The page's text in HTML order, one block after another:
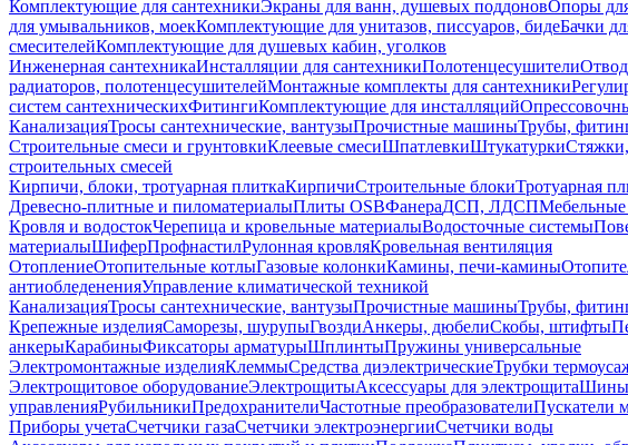
Комплектующие для сантехникиЭкраны для ванн, душевых поддоновОпоры
для умывальников, моекКомплектующие для унитазов, писсуаров, бидеБачки
смесителейКомплектующие для душевых кабин, уголков
Инженерная сантехникаИнсталляции для сантехникиПолотенцесушители
радиаторов, полотенцесушителейМонтажные комплекты для сантехники
систем сантехническихФитингиКомплектующие для инсталляций
КанализацияТросы сантехнические, вантузыПрочистные машиныТрубы,
Строительные смеси и грунтовкиКлеевые смесиШпатлевкиШтукатурки
строительных смесей
Кирпичи, блоки, тротуарная плиткаКирпичиСтроительные блокиТротуарная
Древесно-плитные и пиломатериалыПлиты OSBФанераДСП, ЛДСП
Кровля и водостокЧерепица и кровельные материалыВодосточные системы
материалыШиферПрофнастилРулонная кровляКровельная вентиляция
ОтоплениеОтопительные котлыГазовые колонкиКамины, печи-камины
антиобледененияУправление климатической техникой
КанализацияТросы сантехнические, вантузыПрочистные машиныТрубы,
Крепежные изделияСаморезы, шурупыГвоздиАнкеры, дюбелиСкобы, штифты
анкерыКарабиныФиксаторы арматурыШплинтыПружины универсальные
Электромонтажные изделияКлеммыСредства диэлектрическиеТрубки
Электрощитовое оборудованиеЭлектрощитыАксессуары для электрощитаШины
управленияРубильникиПредохранителиЧастотные преобразователиПускатели
Приборы учетаСчетчики газаСчетчики электроэнергииСчетчики воды